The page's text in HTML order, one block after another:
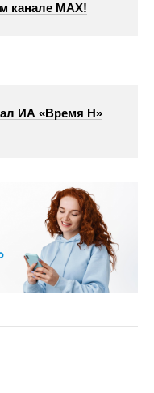
канале МАХ!
ИА «Время Н»